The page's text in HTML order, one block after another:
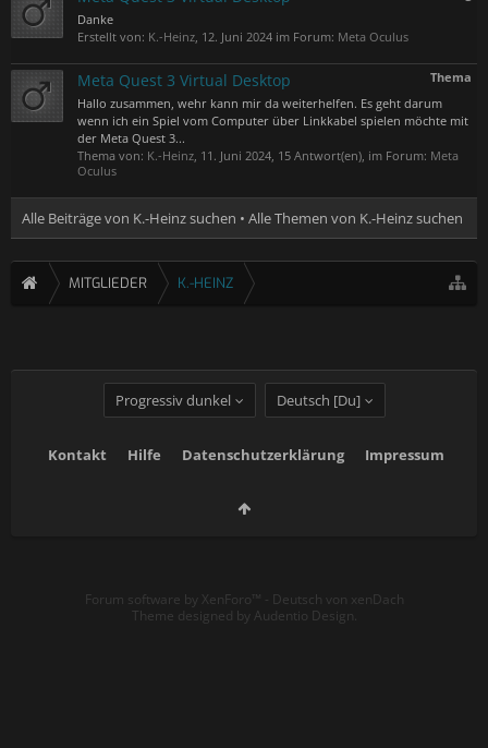
Danke
Erstellt von: K.-Heinz, 12. Juni 2024 im Forum: Meta Oculus
Thema
Meta Quest 3 Virtual Desktop
Hallo zusammen, wehr kann mir da weiterhelfen. Es geht darum
wenn ich ein Spiel vom Computer über Linkkabel spielen möchte mit
der Meta Quest 3...
Thema von: K.-Heinz, 11. Juni 2024, 15 Antwort(en), im Forum: Meta
Oculus
Alle Beiträge von K.-Heinz suchen Alle Themen von K.-Heinz suchen
MITGLIEDER K.-HEINZ
Progressiv dunkel Deutsch [Du]
Kontakt Hilfe Datenschutzerklärung Impressum
Forum software by XenForo™ - Deutsch von xenDach
Theme designed by Audentio Design.